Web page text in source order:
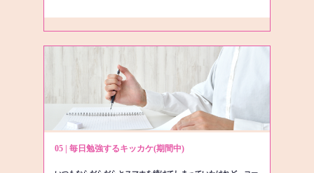
05 | 毎日勉強するキッカケ(期間中)